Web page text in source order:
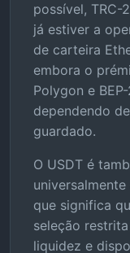
possível, TRC-
já estiver a
de carteira
embora o
Polygon e
dependendo
guardado.
O USDT é
que significa
seleção
liquidez e